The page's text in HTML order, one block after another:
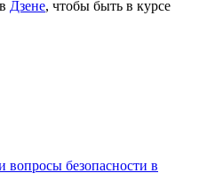
Дзене, чтобы быть в курсе
безопасности в